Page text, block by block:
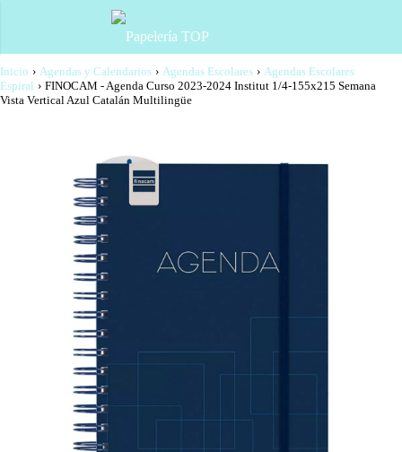
Inicio › Agendas y Calendarios › Agendas Escolares › Agendas Escolares
Espiral › FINOCAM - Agenda Curso 2023-2024 Institut 1/4-155x215 Semana
Vista Vertical Azul Catalán Multilingüe